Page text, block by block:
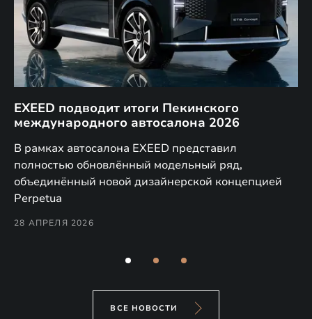
EXEED подводит итоги Пекинского
международного автосалона 2026
В рамках автосалона EXEED представил
полностью обновлённый модельный ряд,
объединённый новой дизайнерской концепцией
Perpetua
28 АПРЕЛЯ 2026
ВСЕ НОВОСТИ